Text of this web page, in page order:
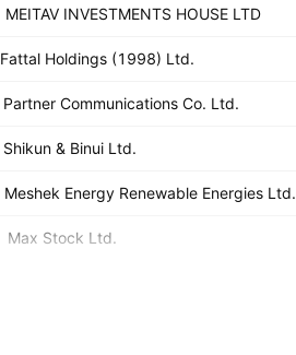
MEITAV INVESTMENTS HOUSE LTD
Fattal Holdings (1998) Ltd.
Partner Communications Co. Ltd.
Shikun & Binui Ltd.
Meshek Energy Renewable Energies Ltd.
Max Stock Ltd.